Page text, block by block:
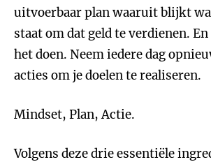
uitvoerbaar plan waaruit blijkt
staat om dat geld te verdienen.
het doen. Neem iedere dag
acties om je doelen te realiseren.
Mindset, Plan, Actie.
Volgens deze drie essentiële